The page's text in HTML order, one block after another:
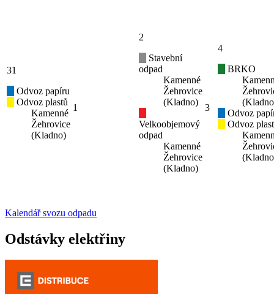
31
Odvoz papíru
Odvoz plastů
Kamenné
Žehrovice
(Kladno)
1
2
Stavební
odpad
Kamenné
Žehrovice
(Kladno)
Velkoobjemový
odpad
Kamenné
Žehrovice
(Kladno)
3
4
BRKO
Odvoz
Odvoz
Kalendář svozu odpadu
Odstávky elektřiny